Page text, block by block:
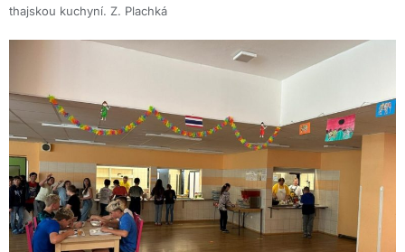
thajskou kuchyní. Z. Plachká